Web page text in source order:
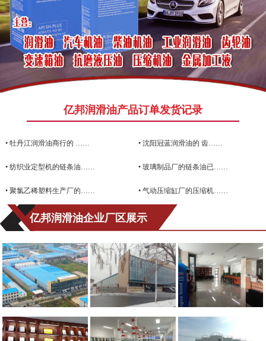
亿邦润滑油产品订单发货记录
• 牡丹江润滑油商行的 …… • 沈阳冠蓝润滑油的 齿……
• 纺织业定型机的链条油…… • 玻璃制品厂的链条油已……
• 聚氯乙稀塑料生产厂的…… • 气动压缩缸厂的压缩机……
亿邦润滑油企业厂区展示